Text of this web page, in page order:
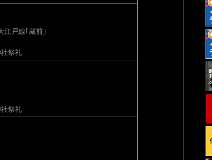
江戸線｢蔵前｣
祭礼
祭礼